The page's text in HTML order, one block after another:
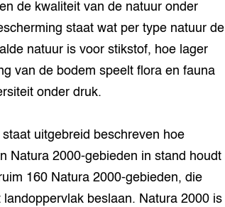
de kwaliteit van de natuur onder
staat wat per type natuur de
natuur is voor stikstof, hoe lager
van de bodem speelt flora en fauna
onder druk.
uitgebreid beschreven hoe
Natura 2000-gebieden in stand houdt
160 Natura 2000-gebieden, die
beslaan. Natura 2000 is